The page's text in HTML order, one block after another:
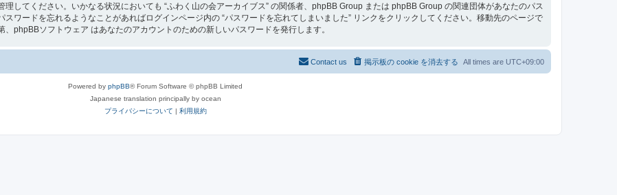
してください。いかなる状況においても “ふわく山の会アーカイブス” の関係者、phpBB Group または phpBB Group の関連団体があなたのパス
ワードを忘れるようなことがあればログインページ内の “パスワードを忘れてしまいました” リンクをクリックしてください。移動先のページで
phpBBソフトウェア はあなたのアカウントのための新しいパスワードを発行します。
All times are UTC+09:00
掲示板の cookie を消去する
Contact us
Powered by phpBB® Forum Software © phpBB Limited
Japanese translation principally by ocean
プライバシーについて | 利用規約